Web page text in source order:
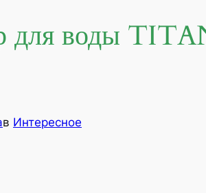
для воды
в Интересное